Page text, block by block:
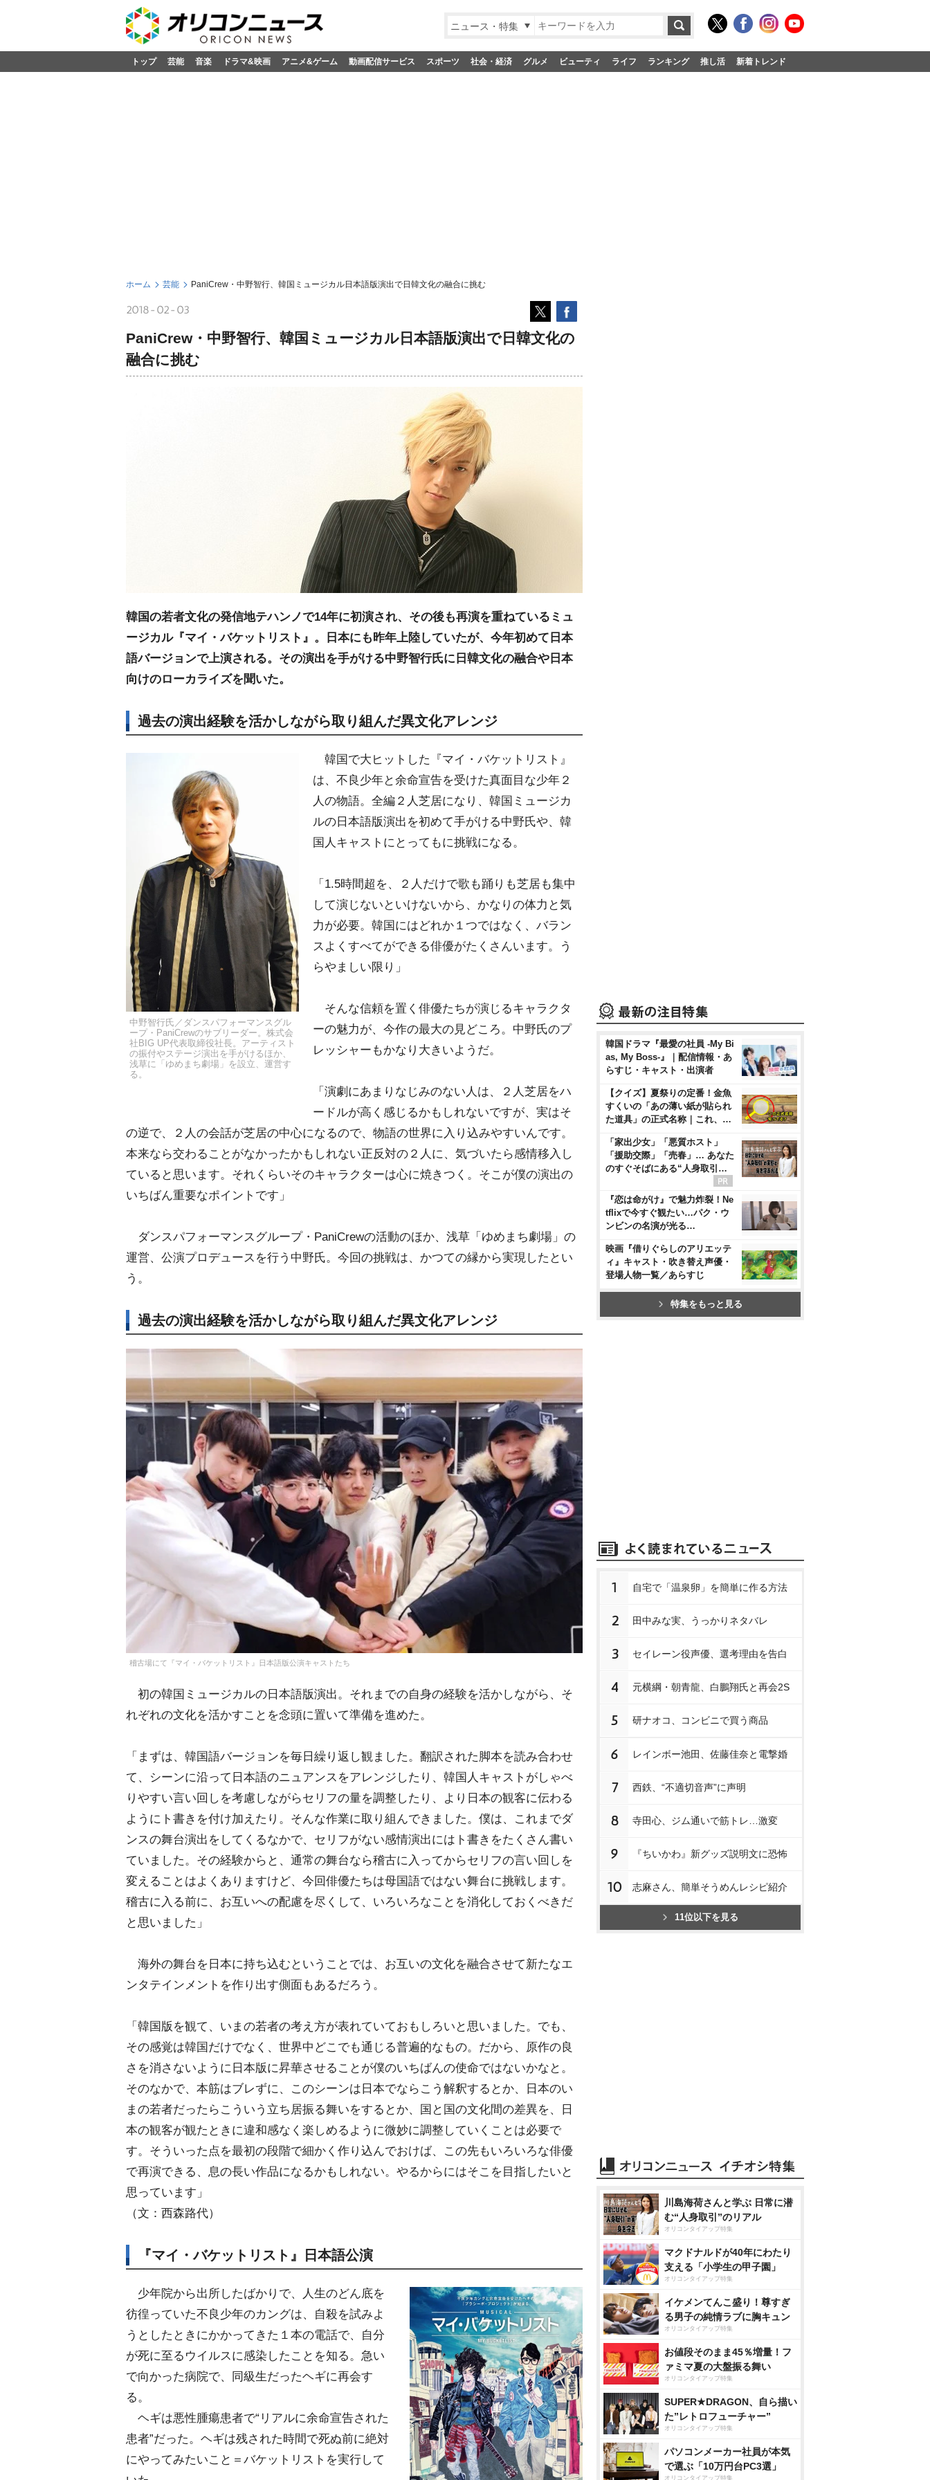
ニュース・特集
トップ 芸能 音楽 ドラマ&映画 アニメ&ゲーム 動画配信サービス スポーツ 社会・経済 グルメ ビューティ ライフ ランキング 推し活 新着トレンド
ホーム 芸能 PaniCrew・中野智行、韓国ミュージカル日本語版演出で日韓文化の融合に挑む
2018-02-03
PaniCrew・中野智行、韓国ミュージカル日本語版演出で日韓文化の
融合に挑む
韓国の若者文化の発信地テハンノで14年に初演され、その後も再演を重ねているミュ
ージカル『マイ・バケットリスト』。日本にも昨年上陸していたが、今年初めて日本
語バージョンで上演される。その演出を手がける中野智行氏に日韓文化の融合や日本
向けのローカライズを聞いた。
過去の演出経験を活かしながら取り組んだ異文化アレンジ
中野智行氏／ダンスパフォーマンスグル
ープ・PaniCrewのサブリーダー。株式会
社BIG UP代表取締役社長。アーティスト
の振付やステージ演出を手がけるほか、
浅草に「ゆめまち劇場」を設立、運営す
る。
韓国で大ヒットした『マイ・バケットリスト』
は、不良少年と余命宣告を受けた真面目な少年２
人の物語。全編２人芝居になり、韓国ミュージカ
ルの日本語版演出を初めて手がける中野氏や、韓
国人キャストにとってもに挑戦になる。
「1.5時間超を、２人だけで歌も踊りも芝居も集中
して演じないといけないから、かなりの体力と気
力が必要。韓国にはどれか１つではなく、バラン
スよくすべてができる俳優がたくさんいます。う
らやましい限り」
そんな信頼を置く俳優たちが演じるキャラクタ
ーの魅力が、今作の最大の見どころ。中野氏のプ
レッシャーもかなり大きいようだ。
「演劇にあまりなじみのない人は、２人芝居をハ
ードルが高く感じるかもしれないですが、実はそ
の逆で、２人の会話が芝居の中心になるので、物語の世界に入り込みやすいんです。
本来なら交わることがなかったかもしれない正反対の２人に、気づいたら感情移入し
ていると思います。それくらいそのキャラクターは心に焼きつく。そこが僕の演出の
いちばん重要なポイントです」
ダンスパフォーマンスグループ・PaniCrewの活動のほか、浅草「ゆめまち劇場」の
運営、公演プロデュースを行う中野氏。今回の挑戦は、かつての縁から実現したとい
う。
過去の演出経験を活かしながら取り組んだ異文化アレンジ
稽古場にて『マイ・バケットリスト』日本語版公演キャストたち
初の韓国ミュージカルの日本語版演出。それまでの自身の経験を活かしながら、そ
れぞれの文化を活かすことを念頭に置いて準備を進めた。
「まずは、韓国語バージョンを毎日繰り返し観ました。翻訳された脚本を読み合わせ
て、シーンに沿って日本語のニュアンスをアレンジしたり、韓国人キャストがしゃべ
りやすい言い回しを考慮しながらセリフの量を調整したり、より日本の観客に伝わる
ようにト書きを付け加えたり。そんな作業に取り組んできました。僕は、これまでダ
ンスの舞台演出をしてくるなかで、セリフがない感情演出にはト書きをたくさん書い
ていました。その経験からと、通常の舞台なら稽古に入ってからセリフの言い回しを
変えることはよくありますけど、今回俳優たちは母国語ではない舞台に挑戦します。
稽古に入る前に、お互いへの配慮を尽くして、いろいろなことを消化しておくべきだ
と思いました」
海外の舞台を日本に持ち込むということでは、お互いの文化を融合させて新たなエ
ンタテインメントを作り出す側面もあるだろう。
「韓国版を観て、いまの若者の考え方が表れていておもしろいと思いました。でも、
その感覚は韓国だけでなく、世界中どこでも通じる普遍的なもの。だから、原作の良
さを消さないように日本版に昇華させることが僕のいちばんの使命ではないかなと。
そのなかで、本筋はブレずに、このシーンは日本でならこう解釈するとか、日本のい
まの若者だったらこういう立ち居振る舞いをするとか、国と国の文化間の差異を、日
本の観客が観たときに違和感なく楽しめるように微妙に調整していくことは必要で
す。そういった点を最初の段階で細かく作り込んでおけば、この先もいろいろな俳優
で再演できる、息の長い作品になるかもしれない。やるからにはそこを目指したいと
思っています」
（文：西森路代）
『マイ・バケットリスト』日本語公演
少年院から出所したばかりで、人生のどん底を
彷徨っていた不良少年のカングは、自殺を試みよ
うとしたときにかかってきた１本の電話で、自分
が死に至るウイルスに感染したことを知る。急い
で向かった病院で、同級生だったヘギに再会す
る。
ヘギは悪性腫瘍患者で“リアルに余命宣告された
患者”だった。ヘギは残された時間で死ぬ前に絶対
にやってみたいこと＝バケットリストを実行して
韓国ドラマ『最愛の社員 -My Bi
as, My Boss-』｜配信情報・あ
らすじ・キャスト・出演者
【クイズ】夏祭りの定番！金魚
すくいの「あの薄い紙が貼られ
た道具」の正式名称｜これ、…
「家出少女」「悪質ホスト」
「援助交際」「売春」… あなた
のすぐそばにある“人身取引…
『恋は命がけ』で魅力炸裂！Ne
tflixで今すぐ観たい…パク・ウ
ンビンの名演が光る…
映画『借りぐらしのアリエッテ
ィ』キャスト・吹き替え声優・
登場人物一覧／あらすじ
特集をもっと見る
1 自宅で「温泉卵」を簡単に作る方法
2 田中みな実、うっかりネタバレ
3 セイレーン役声優、選考理由を告白
4 元横綱・朝青龍、白鵬翔氏と再会2S
5 研ナオコ、コンビニで買う商品
6 レインボー池田、佐藤佳奈と電撃婚
7 西鉄、“不適切音声”に声明
8 寺田心、ジム通いで筋トレ…激変
9 『ちいかわ』新グッズ説明文に恐怖
10 志麻さん、簡単そうめんレシピ紹介
11位以下を見る
川島海荷さんと学ぶ 日常に潜
む“人身取引”のリアル
オリコンタイアップ特集
マクドナルドが40年にわたり
支える「小学生の甲子園」
オリコンタイアップ特集
イケメンてんこ盛り！尊すぎ
る男子の純情ラブに胸キュン
オリコンタイアップ特集
お値段そのまま45％増量！フ
ァミマ夏の大盤振る舞い
オリコンタイアップ特集
SUPER★DRAGON、自ら描い
た”レトロフューチャー”
オリコンタイアップ特集
パソコンメーカー社員が本気
で選ぶ「10万円台PC3選」
オリコンタイアップ特集